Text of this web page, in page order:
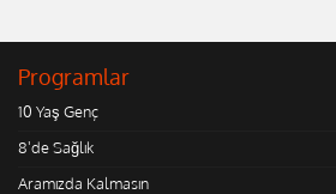
Programlar
10 Yaş Genç
8'de Sağlık
Aramızda Kalmasın